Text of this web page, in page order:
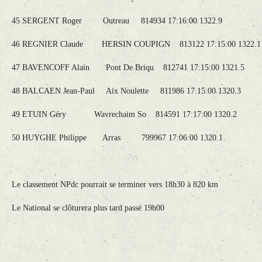
45 SERGENT Roger Outreau 814934 17:16:00 1322.9
46 REGNIER Claude HERSIN COUPIGN 813122 17:15:00
47 BAVENCOFF Alain Pont De Briqu 812741 17:15:00 1321.5
48 BALCAEN Jean-Paul Aix Noulette 811986 17:15:00 1320.3
49 ETUIN Géry Wavrechaim So 814591 17:17:00 1320.2
50 HUYGHE Philippe Arras 799967 17:06:00 1320.1
Le classement NPdc pourrait se terminer vers 18h30 à 820 km
Le National se clôturera plus tard passé 19h00